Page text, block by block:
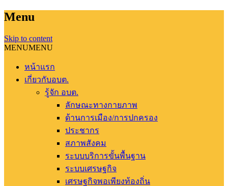
Menu
Skip to content
MENUMENU
หน้าแรก
เกี่ยวกับอบต.
รู้จัก อบต.
ลักษณะทางกายภาพ
ด้านการเมือง/การปกครอง
ประชากร
สภาพสังคม
ระบบบริการขั้นพื้นฐาน
ระบบเศรษฐกิจ
เศรษฐกิจพอเพียงท้องถิ่น